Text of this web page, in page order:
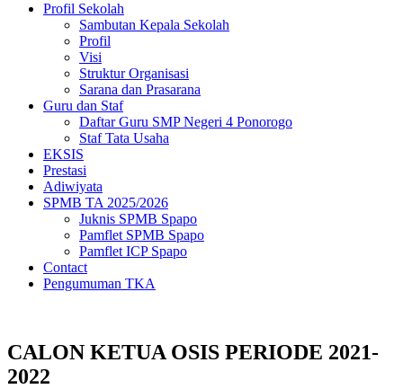
Profil Sekolah
Sambutan Kepala Sekolah
Profil
Visi
Struktur Organisasi
Sarana dan Prasarana
Guru dan Staf
Daftar Guru SMP Negeri 4 Ponorogo
Staf Tata Usaha
EKSIS
Prestasi
Adiwiyata
SPMB TA 2025/2026
Juknis SPMB Spapo
Pamflet SPMB Spapo
Pamflet ICP Spapo
Contact
Pengumuman TKA
CALON KETUA OSIS PERIODE 2021-
2022